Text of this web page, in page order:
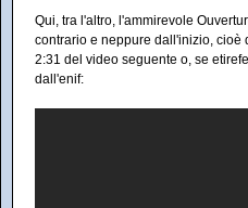
Qui, tra l'altro, l'ammirevole
contrario e neppure dall'inizio, cioè
2:31 del video seguente o, se
dall'enif: